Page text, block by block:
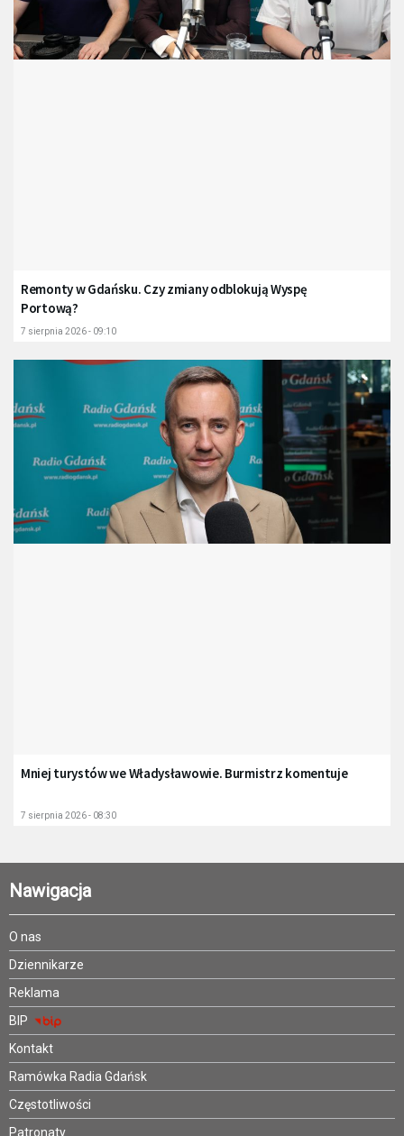
Remonty w Gdańsku. Czy zmiany odblokują Wyspę
Portową?
7 sierpnia 2026 - 09:10
Mniej turystów we Władysławowie. Burmistrz komentuje
7 sierpnia 2026 - 08:30
Nawigacja
O nas
Dziennikarze
Reklama
BIP
Kontakt
Ramówka Radia Gdańsk
Częstotliwości
Patronaty